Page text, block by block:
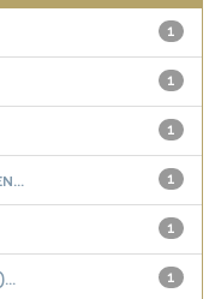
1
1
1
1
1
1